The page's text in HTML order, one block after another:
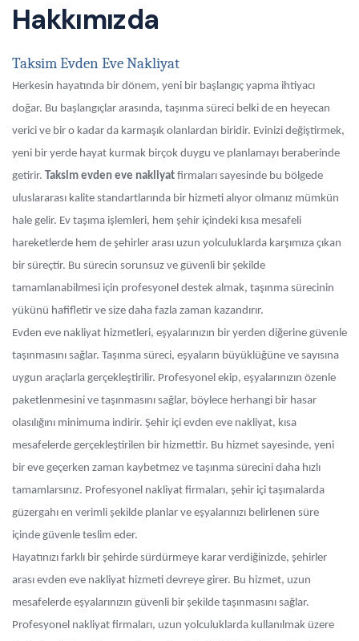
Hakkımızda
Taksim Evden Eve Nakliyat
Herkesin hayatında bir dönem, yeni bir başlangıç yapma ihtiyacı
doğar. Bu başlangıçlar arasında, taşınma süreci belki de en heyecan
verici ve bir o kadar da karmaşık olanlardan biridir. Evinizi değiştirmek,
yeni bir yerde hayat kurmak birçok duygu ve planlamayı beraberinde
getirir.
Taksim evden eve nakliyat firmaları sayesinde bu bölgede
uluslararası kalite standartlarında bir hizmeti alıyor olmanız mümkün
hale gelir. Ev taşıma işlemleri, hem şehir içindeki kısa mesafeli
hareketlerde hem de şehirler arası uzun yolculuklarda karşımıza çıkan
bir süreçtir. Bu sürecin sorunsuz ve güvenli bir şekilde
tamamlanabilmesi için profesyonel destek almak, taşınma sürecinin
yükünü hafifletir ve size daha fazla zaman kazandırır.
Evden eve nakliyat hizmetleri, eşyalarınızın bir yerden diğerine güvenle
taşınmasını sağlar. Taşınma süreci, eşyaların büyüklüğüne ve sayısına
uygun araçlarla gerçekleştirilir. Profesyonel ekip, eşyalarınızın özenle
paketlenmesini ve taşınmasını sağlar, böylece herhangi bir hasar
olasılığını minimuma indirir. Şehir içi evden eve nakliyat, kısa
mesafelerde gerçekleştirilen bir hizmettir. Bu hizmet sayesinde, yeni
bir eve geçerken zaman kaybetmez ve taşınma sürecini daha hızlı
tamamlarsınız. Profesyonel nakliyat firmaları, şehir içi taşımalarda
güzergahı en verimli şekilde planlar ve eşyalarınızı belirlenen süre
içinde güvenle teslim eder.
Hayatınızı farklı bir şehirde sürdürmeye karar verdiğinizde, şehirler
arası evden eve nakliyat hizmeti devreye girer. Bu hizmet, uzun
mesafelerde eşyalarınızın güvenli bir şekilde taşınmasını sağlar.
Profesyonel nakliyat firmaları, uzun yolculuklarda kullanılmak üzere